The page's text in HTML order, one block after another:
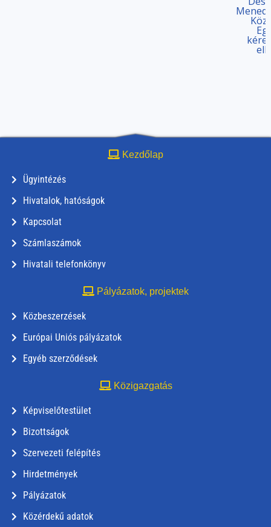
Kezdőlap
Ügyintézés
Hivatalok, hatóságok
Kapcsolat
Számlaszámok
Hivatali telefonkönyv
Pályázatok, projektek
Közbeszerzések
Európai Uniós pályázatok
Egyéb szerződések
Közigazgatás
Képviselőtestület
Bizottságok
Szervezeti felépítés
Hirdetmények
Pályázatok
Közérdekű adatok